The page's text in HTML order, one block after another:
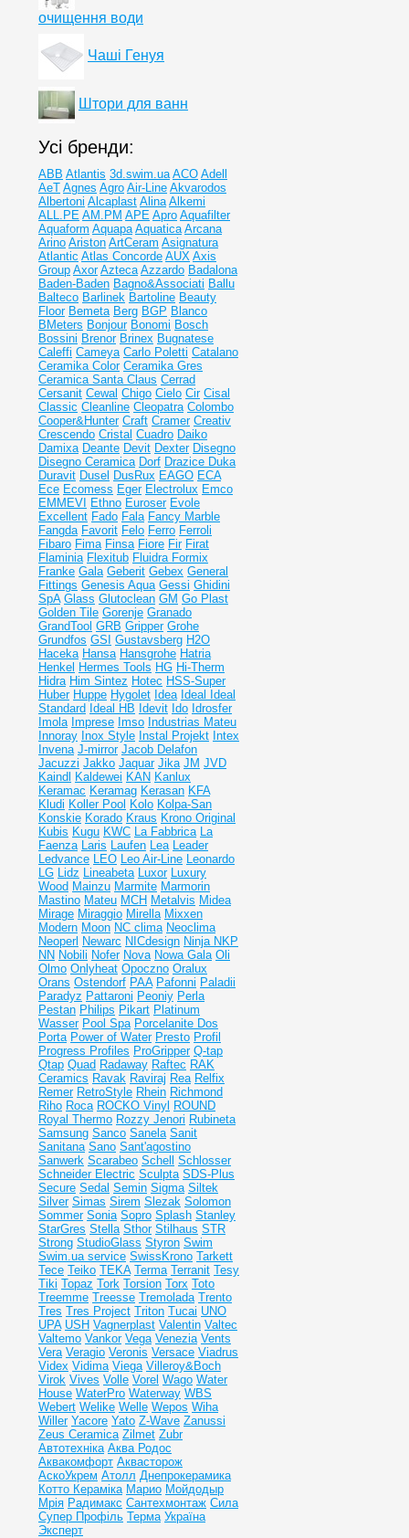
очищення води
Чаші Генуя
Штори для ванн
Усі бренди:
ABB Atlantis 3d.swim.ua ACO Adell
AeT Agnes Agro Air-Line Akvarodos
Albertoni Alcaplast Alina Alkemi
ALL.PE AM.PM APE Apro Aquafilter
Aquaform Aquapa Aquatica Arcana
Arino Ariston ArtCeram Asignatura
Atlantic Atlas Concorde AUX Axis
Group Axor Azteca Azzardo Badalona
Baden-Baden Bagno&Associati Ballu
Balteco Barlinek Bartoline Beauty
Floor Bemeta Berg BGP Blanco
BMeters Bonjour Bonomi Bosch
Bossini Brenor Brinex Bugnatese
Caleffi Cameya Carlo Poletti Catalano
Ceramika Color Ceramika Gres
Ceramiсa Santa Claus Cerrad
Cersanit Cewal Chigo Cielo Cir Cisal
Classic Cleanline Cleopatra Colombo
Cooper&Hunter Craft Cramer Creativ
Crescendo Cristal Cuadro Daiko
Damixa Deante Devit Dexter Disegno
Disegno Ceramica Dorf Drazice Duka
Duravit Dusel DusRux EAGO ECA
Ece Ecomess Eger Electrolux Emco
EMMEVI
Ethno Euroser Evole
Excellent Fado Fala Fancy Marble
Fangda Favorit Felo Ferro Ferroli
Fibaro Fima Finsa Fiore Fir Firat
Flaminia Flexitub Fluidra Formix
Franke Gala Geberit Gebex General
Fittings Genesis Aqua Gessi Ghidini
SpA Glass Glutoclean GM Go Plast
Golden Tile Gorenje Granado
GrandTool GRB Gripper Grohe
Grundfos GSI Gustavsberg H2O
Haceka Hansa Hansgrohe Hatria
Henkel Hermes Tools HG Hi-Therm
Hidra Him Sintez Hotec HSS-Super
Huber Huppe Hygolet Idea Ideal
Ideal
Standard Ideal НВ Idevit Ido Idrosfer
Imola Imprese Imso Industrias Mateu
Innoray Inox Style Instal Projekt Intex
Invena J-mirror Jacob Delafon
Jacuzzi Jakko Jaquar Jika JM JVD
Kaindl
Kaldewei KAN Kanlux
Keramac Keramag Kerasan KFA
Kludi Koller Pool Kolo Kolpa-San
Konskie Korado Kraus Krono Original
Kubis Kugu KWC La Fabbrica La
Faenza Laris Laufen Lea Leader
Ledvance LEO Leo Air-Line Leonardo
LG Lidz Lineabeta Luxor Luxury
Wood Mainzu Marmite Marmorin
Mastino Mateu MCH Metalvis Midea
Mirage Miraggio Mirella Mixxen
Modern Moon NC clima Neoclima
Neoperl Newarc NICdesign Ninja NKP
NN Nobili Nofer Nova Nowa Gala Oli
Olmo Onlyheat Opoczno Oralux
Orans Ostendorf PAA Pafonni Paladii
Paradyz Pattaroni Peoniy Perla
Pestan Philips Pikart Platinum
Wasser Pool Spa Porcelanite Dos
Porta Power of Water Presto Profil
Progress Profiles ProGripper Q-tap
Qtap Quad Radaway Raftec RAK
Ceramics Ravak Raviraj Rea Relfix
Remer RetroStyle Rhein Richmond
Riho Roca ROCKO Vinyl ROUND
Royal Thermo Rozzy Jenori Rubineta
Samsung Sanco Sanela Sanit
Sanitana Sano Sant'agostino
Sanwerk Scarabeo Schell
Schlosser
Schneider Electric Sculpta SDS-Plus
Secure Sedal Semin Sigma Siltek
Silver Simas Sirem Slezak Solomon
Sommer Sonia Sopro Splash Stanley
StarGres Stella Sthor Stilhaus STR
Strong StudioGlass Styron Swim
Swim.ua service SwissKrono Tarkett
Tece Teiko TEKA Terma Terranit Tesy
Tiki Topaz Tork Torsion Torx Toto
Treemme Treesse Tremolada Trento
Tres Tres Project Triton Tucai UNO
UPA USH Vagnerplast Valentin Valtec
Valtemo Vankor Vega Venezia Vents
Vera Veragio Veronis Versace Viadrus
Videx Vidima Viega Villeroy&Boch
Virok Vives Volle Vorel Wago Water
House WaterPro Waterway WBS
Webert Welike Welle Wepos Wiha
Willer Yacore Yato Z-Wave Zanussi
Zeus Ceramica Zilmet Zubr
Автотехніка Аква Родос
Аквакомфорт Аквасторож
АскоУкрем Атолл Днепрокерамика
Котто Кераміка Марио Мойдодыр
Мрія Радимакс Сантехмонтаж Сила
Супер Профіль Терма Україна
Эксперт